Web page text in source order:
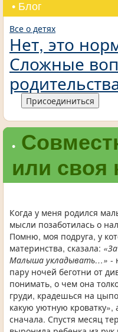
• Блог
Все о детях
Нет, это
Сложные
Присоединиться
•
или своя
Когда у меня родился
мысли позаботилась о
Помню, моя подруга, у
материнства, сказала:
Малыша укладывать…» -
пару ночей беготни от
понимать, о чем она
груди, крадешься на
какую уютную кроватку»,
сначала. Спустя месяц